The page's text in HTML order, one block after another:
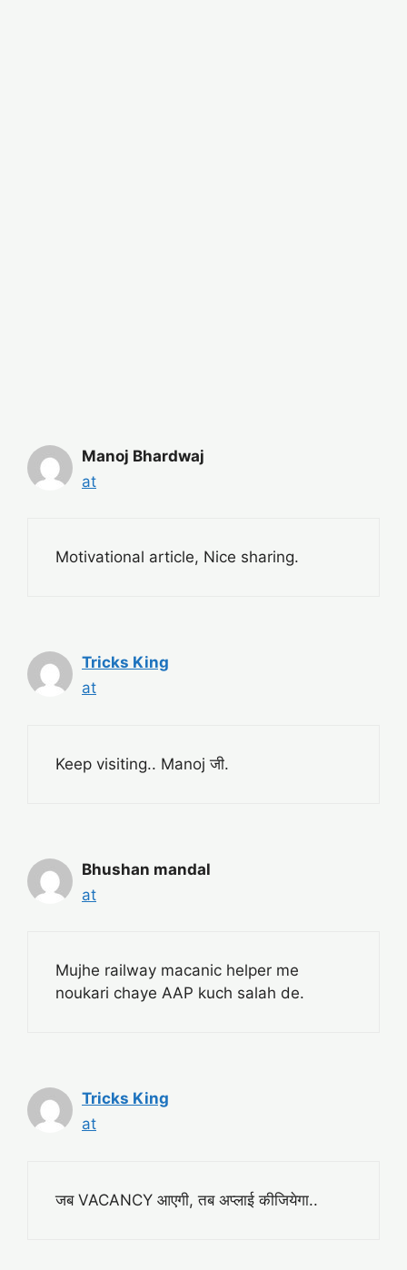
Manoj Bhardwaj
at
Motivational article, Nice sharing.
Tricks King
at
Keep visiting.. Manoj जी.
Bhushan mandal
at
Mujhe railway macanic helper me
noukari chaye AAP kuch salah de.
Tricks King
at
जब VACANCY आएगी, तब अप्लाई कीजियेगा..